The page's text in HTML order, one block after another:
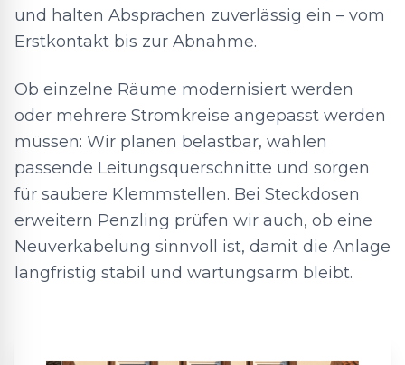
und halten Absprachen zuverlässig ein – vom
Erstkontakt bis zur Abnahme.
Ob einzelne Räume modernisiert werden
oder mehrere Stromkreise angepasst werden
müssen: Wir planen belastbar, wählen
passende Leitungsquerschnitte und sorgen
für saubere Klemmstellen. Bei Steckdosen
erweitern Penzling prüfen wir auch, ob eine
Neuverkabelung sinnvoll ist, damit die Anlage
langfristig stabil und wartungsarm bleibt.